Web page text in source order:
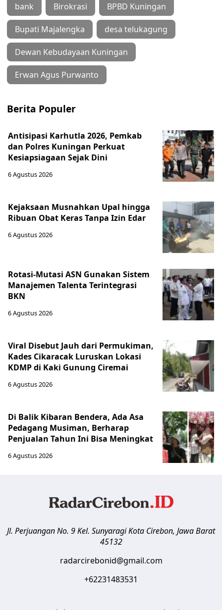
bank Birokrasi BPBD Kuningan
Bupati Majalengka desa telukagung
Dewan Kebudayaan Kuningan
Erwan Agus Purwanto
Berita Populer
Antisipasi Karhutla 2026, Pemkab
dan Polres Kuningan Perkuat
Kesiapsiagaan Sejak Dini
6 Agustus 2026
Kejaksaan Musnahkan Upal hingga
Ribuan Obat Keras Tanpa Izin Edar
6 Agustus 2026
Rotasi-Mutasi ASN Gunakan Sistem
Manajemen Talenta Terintegrasi
BKN
6 Agustus 2026
Viral Disebut Jauh dari Permukiman,
Kades Cikaracak Luruskan Lokasi
KDMP di Kaki Gunung Ciremai
6 Agustus 2026
Di Balik Kibaran Bendera, Ada Asa
Pedagang Musiman, Berharap
Penjualan Tahun Ini Bisa Meningkat
6 Agustus 2026
Jl. Perjuangan No. 9 Kel. SunyaragiKota Cirebon, Jawa Barat
45132
radarcirebonid@gmail.com
+62231483531